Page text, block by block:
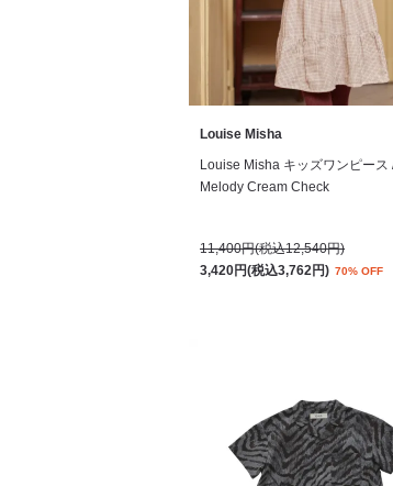
Louise Misha
Louise Misha キッズワンピース
Melody Cream Check
11,400円(税込12,540円)
3,420円(税込3,762円) 70% OFF